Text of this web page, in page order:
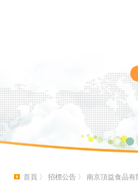
首頁 〉 招標公告 〉 南京頂益食品